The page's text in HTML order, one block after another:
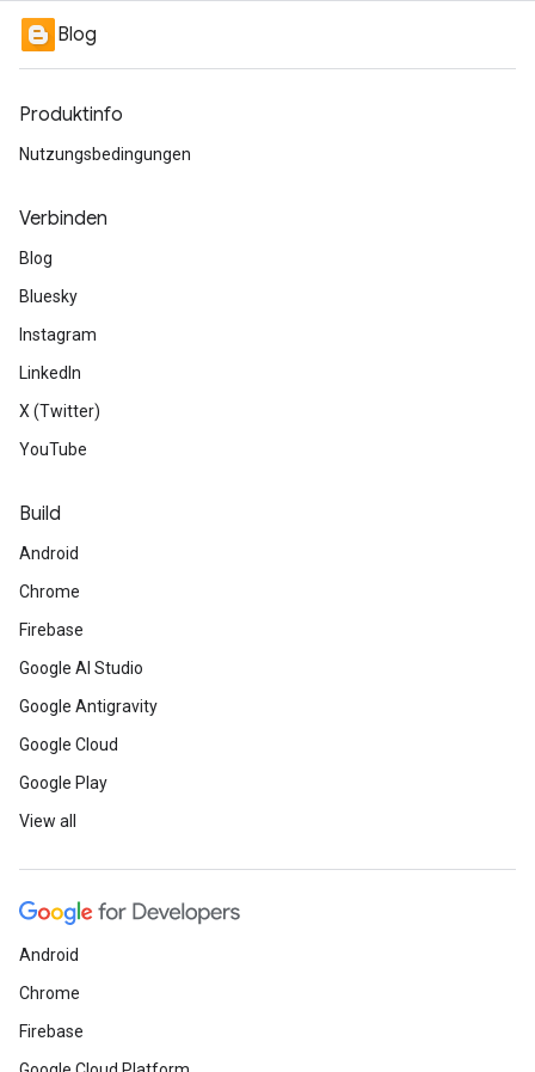
Blog
Produktinfo
Nutzungsbedingungen
Verbinden
Blog
Bluesky
Instagram
LinkedIn
X (Twitter)
YouTube
Build
Android
Chrome
Firebase
Google AI Studio
Google Antigravity
Google Cloud
Google Play
View all
Android
Chrome
Firebase